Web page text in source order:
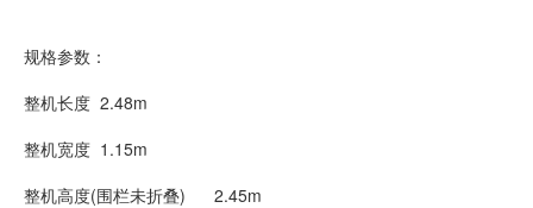
规格参数：
整机长度 2.48m
整机宽度 1.15m
整机高度(围栏未折叠)
2.45m